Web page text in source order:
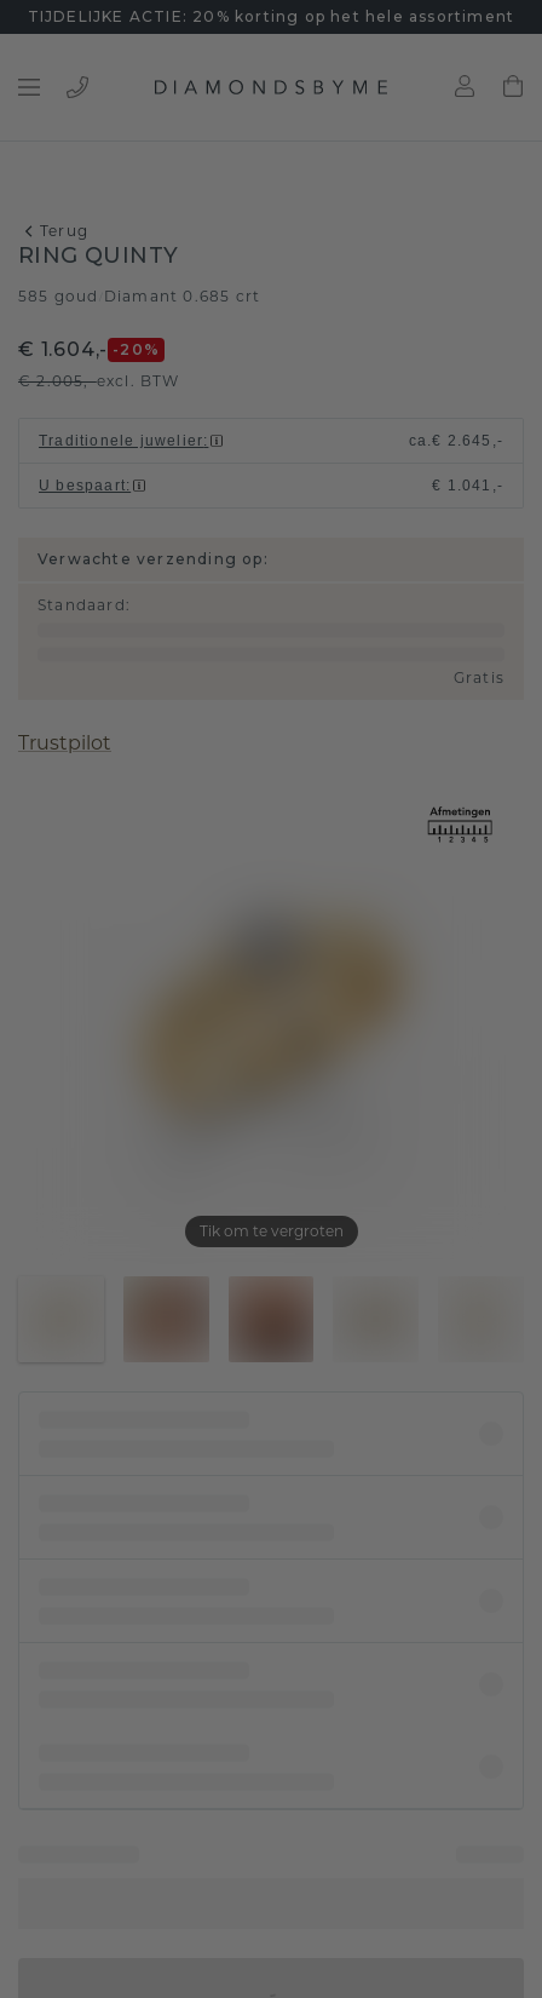
TIJDELIJKE ACTIE: 20% korting op het hele assortiment
Terug
Tik om te vergroten
RING QUINTY
585 goud Diamant 0.685 crt
€ 1.604,- -20 %
€ 2.005,-excl. BTW
Traditionele juwelier: ca.€ 2.645,-
U bespaart: € 1.041,-
Verwachte verzending op:
Standaard :
Gratis
Trustpilot